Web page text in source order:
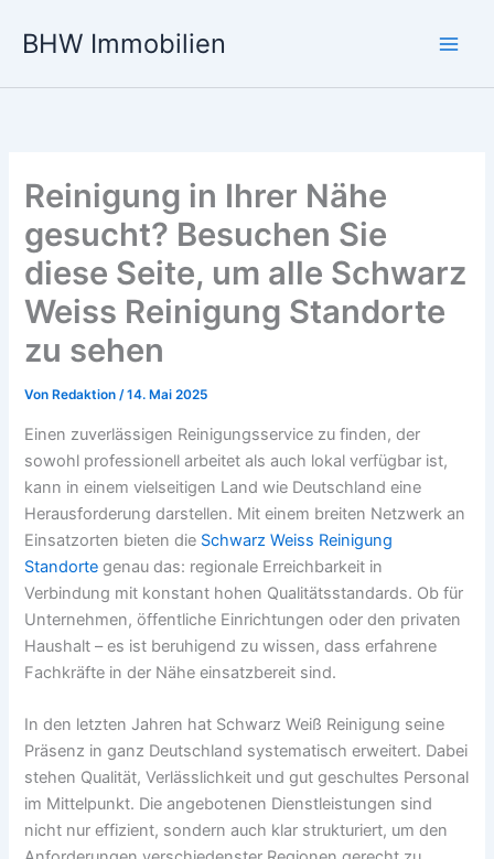
InhaltBHW Immobilien
Reinigung in Ihrer Nähe
gesucht? Besuchen Sie
diese Seite, um alle Schwarz
Weiss Reinigung Standorte
zu sehen
Von Redaktion/14. Mai 2025
Einen zuverlässigen Reinigungsservice zu finden, der
sowohl professionell arbeitet als auch lokal verfügbar ist,
kann in einem vielseitigen Land wie Deutschland eine
Herausforderung darstellen. Mit einem breiten Netzwerk an
Einsatzorten bieten die Schwarz Weiss Reinigung
Standorte genau das: regionale Erreichbarkeit in
Verbindung mit konstant hohen Qualitätsstandards. Ob für
Unternehmen, öffentliche Einrichtungen oder den privaten
Haushalt – es ist beruhigend zu wissen, dass erfahrene
Fachkräfte in der Nähe einsatzbereit sind.
In den letzten Jahren hat Schwarz Weiß Reinigung seine
Präsenz in ganz Deutschland systematisch erweitert. Dabei
stehen Qualität, Verlässlichkeit und gut geschultes Personal
im Mittelpunkt. Die angebotenen Dienstleistungen sind
nicht nur effizient, sondern auch klar strukturiert, um den